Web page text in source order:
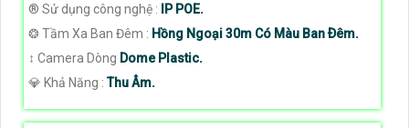
®️ Sử dụng công nghệ :
IP POE.
❂ Tầm Xa Ban Đêm : Hồng Ngoại 30m Có Màu Ban Ðêm.
↕️ Camera Dòng Dome Plastic.
️💎 Khả Năng :Thu Âm.